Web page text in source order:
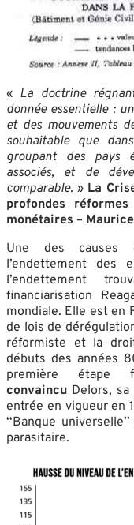
« La doctrine
donnée essentielle :
et des mouvements
souhaitable que
groupant des pays
associés, et de
comparable. » La
profondes
monétaires –
Une des causes
l’endettement des
l’endettement
financiarisation
mondiale. Elle est en
de lois de
réformiste et la
débuts des années
première
convaincu Delors,
entrée en vigueur en
‘‘Banque
parasitaire.